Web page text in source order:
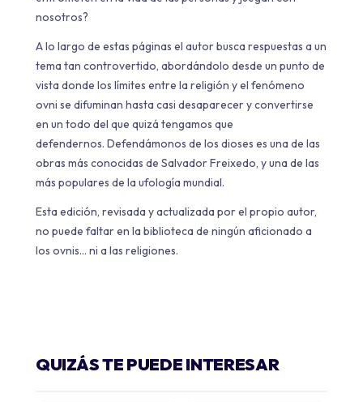
nosotros?
A lo largo de estas páginas el autor busca respuestas a un
tema tan controvertido, abordándolo desde un punto de
vista donde los límites entre la religión y el fenómeno
ovni se difuminan hasta casi desaparecer y convertirse
en un todo del que quizá tengamos que
defendernos. Defendámonos de los dioses es una de las
obras más conocidas de Salvador Freixedo, y una de las
más populares de la ufología mundial.
Esta edición, revisada y actualizada por el propio autor,
no puede faltar en la biblioteca de ningún aficionado a
los ovnis... ni a las religiones.
QUIZÁS TE PUEDE INTERESAR